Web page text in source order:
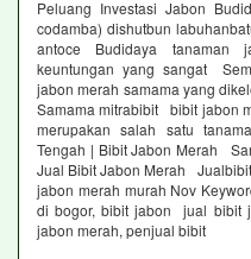
Peluang Investasi Jabon
codamba) dishutbun
antoce Budidaya tanaman
keuntungan yang sangat
jabon merah samama yang
Samama mitrabibit bibit jabon
merupakan salah satu
Tengah | Bibit Jabon Merah
Jual Bibit Jabon Merah
jabon merah murah Nov
di bogor, bibit jabon jual bibit
jabon merah, penjual bibit